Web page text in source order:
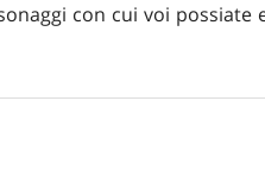
con cui voi